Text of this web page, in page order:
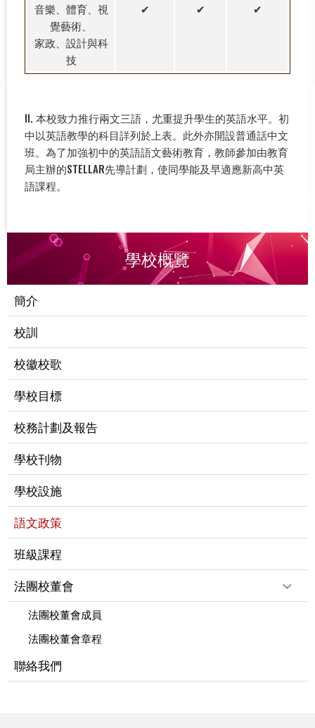
音樂、體育、視
覺藝術、
家政、設計與科
技
✔ ✔ ✔
II. 本校致力推行兩文三語，尤重提升學生的英語水平。初
中以英語教學的科目詳列於上表。此外亦開設普通話中文
班。為了加強初中的英語語文藝術教育，教師參加由教育
局主辦的STELLAR先導計劃，使同學能及早適應新高中英
語課程。
學校概覽
簡介
校訓
校徽校歌
學校目標
校務計劃及報告
學校刊物
學校設施
語文政策
班級課程
法團校董會
法團校董會成員
法團校董會章程
聯絡我們